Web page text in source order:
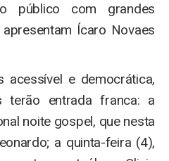
público com grandes
Ícaro Novaes
acessível e democrática,
entrada franca: a
noite gospel, que nesta
a quinta-feira (4),